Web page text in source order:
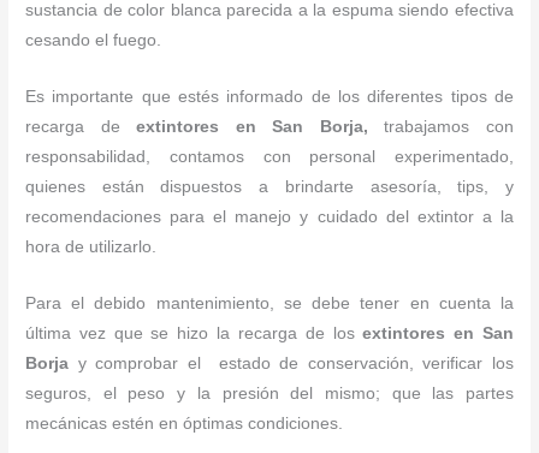
sustancia de color blanca parecida a la espuma siendo efectiva
cesando el fuego.
Es importante que estés informado de los diferentes tipos de
recarga deextintores en San Borja,trabajamos con
responsabilidad, contamos con personal experimentado,
quienes están dispuestos a brindarte asesoría, tips, y
recomendaciones para el manejo y cuidado del extintor a la
hora de utilizarlo.
Para el debido mantenimiento, se debe tener en cuenta la
última vez que se hizo la recarga de losextintores en San
Borja y comprobar el estado de conservación, verificar los
seguros, el peso y la presión del mismo; que las partes
mecánicas estén en óptimas condiciones.